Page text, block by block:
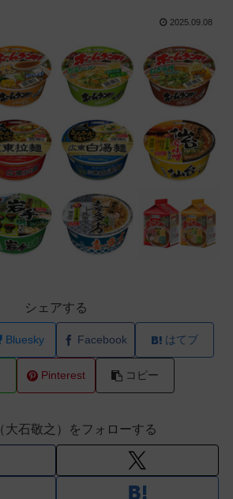
2025.09.08
シェアする
Bluesky Facebook はてブ
Pinterest コピー
大石敬之）をフォローする